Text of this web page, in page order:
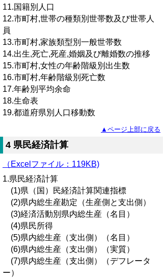
11.国籍別人口
12.市町村,世帯の種類別世帯数及び世帯人
員
13.市町村,家族類型別一般世帯数
14.出生,死亡,死産,婚姻及び離婚数の推移
15.市町村,女性の年齢階級別出生数
16.市町村,年齢階級別死亡数
17.年齢別平均余命
18.生命表
19.都道府県別人口移動数
▲ページ上部に戻る
4 県民経済計算
（Excelファイル：119KB)
1.県民経済計算
(1)県（国）民経済計算関連指標
(2)県内総生産勘定（生産側と支出側）
(3)経済活動別県内総生産（名目）
(4)県民所得
(5)県内総生産（支出側）（名目）
(6)県内総生産（支出側）（実質）
(7)県内総生産（支出側）（デフレータ
ー）